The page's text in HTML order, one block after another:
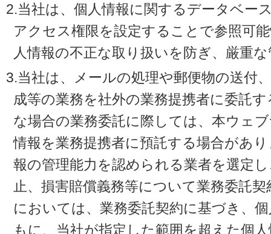
2.当社は、個人情報に関するデータベー
アクセス権限を設定することで参照可
人情報の不正な取り扱いを防ぎ、厳重
3.当社は、メールの処理や郵便物の送付
成等の業務を社外の業務提携者に委託
な場合の業務委託に際しては、本ウェ
情報を業務提携者に預託する場合があ
報の管理能力を認められる業者を選定
止、損害賠償義務等について業務委託
においては、業務委託契約に基づき、
もに、当社が指定した範囲を超えた個